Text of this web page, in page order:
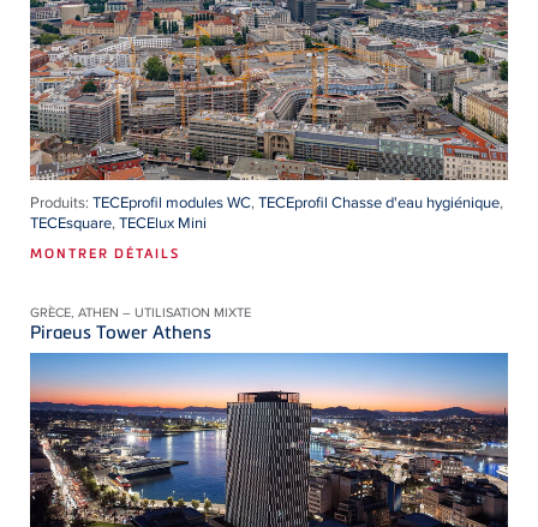
Produits: TECEprofil modules WC,TECEprofil Chasse d'eau hygiénique,
TECEsquare,TECElux Mini
MONTRER DÉTAILS
GRÈCE, ATHEN – UTILISATION MIXTE
Piraeus Tower Athens